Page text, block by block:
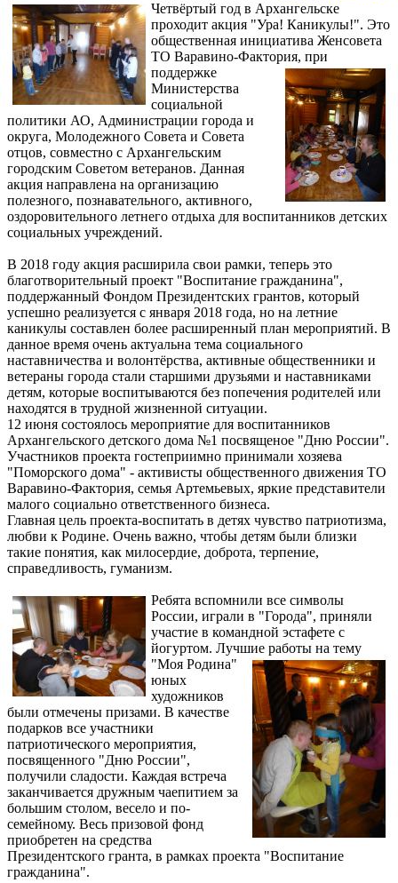
Четвёртый год в Архангельске
проходит акция "Ура! Каникулы!". Это
общественная инициатива Женсовета
ТО Варавино-Фактория, при
поддержке
Министерства
социальной
политики АО, Администрации города и
округа, Молодежного Совета и Совета
отцов, совместно с Архангельским
городским Советом ветеранов. Данная
акция направлена на организацию
полезного, познавательного, активного,
оздоровительного летнего отдыха для воспитанников детских
социальных учреждений.
В 2018 году акция расширила свои рамки, теперь это
благотворительный проект "Воспитание гражданина",
поддержанный Фондом Президентских грантов, который
успешно реализуется с января 2018 года, но на летние
каникулы составлен более расширенный план мероприятий. В
данное время очень актуальна тема социального
наставничества и волонтёрства, активные общественники и
ветераны города стали старшими друзьями и наставниками
детям, которые воспитываются без попечения родителей или
находятся в трудной жизненной ситуации.
12 июня состоялось мероприятие для воспитанников
Архангельского детского дома №1 посвященое "Дню России".
Участников проекта гостеприимно принимали хозяева
"Поморского дома" - активисты общественного движения ТО
Варавино-Фактория, семья Артемьевых, яркие представители
малого социально ответственного бизнеса.
Главная цель проекта-воспитать в детях чувство патриотизма,
любви к Родине. Очень важно, чтобы детям были близки
такие понятия, как милосердие, доброта, терпение,
справедливость, гуманизм.
Ребята вспомнили все символы
России, играли в "Города", приняли
участие в командной эстафете с
йогуртом. Лучшие работы на тему
"Моя Родина"
юных
художников
были отмечены призами. В качестве
подарков все участники
патриотического мероприятия,
посвященного "Дню России",
получили сладости. Каждая встреча
заканчивается дружным чаепитием за
большим столом, весело и по-
семейному. Весь призовой фонд
приобретен на средства
Президентского гранта, в рамках проекта "Воспитание
гражданина".